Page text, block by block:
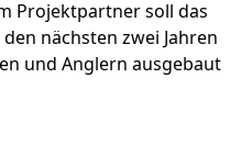
Projektpartner soll das
nächsten zwei Jahren
und Anglern ausgebaut